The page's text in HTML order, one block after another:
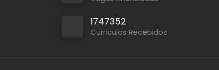
1747352
Currículos Recebidos